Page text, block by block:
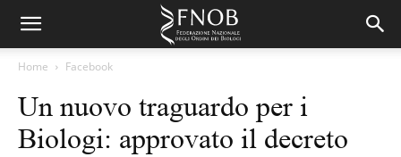
Home Facebook
Un nuovo traguardo per i
Biologi: approvato il decreto